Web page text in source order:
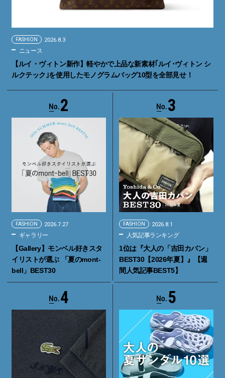
FASHION 2026.8.3
ニュース
【ルイ・ヴィトン新作】軽やかで上品な新素材｢ルイ･ヴィトン シ
ルクテック｣を使用したモノグラムバッグ10型を全部見せ！
2
FASHION 2026.7.27
ギャラリー
【Gallery】モンベル好きスタ
イリストが選ぶ 「夏のmont-
bell」BEST30
3
FASHION 2026.8.1
人気記事ランキング
1位は『大人の「吉田カバン」
BEST30【2026年夏】』【週
間人気記事BEST5】
4 5